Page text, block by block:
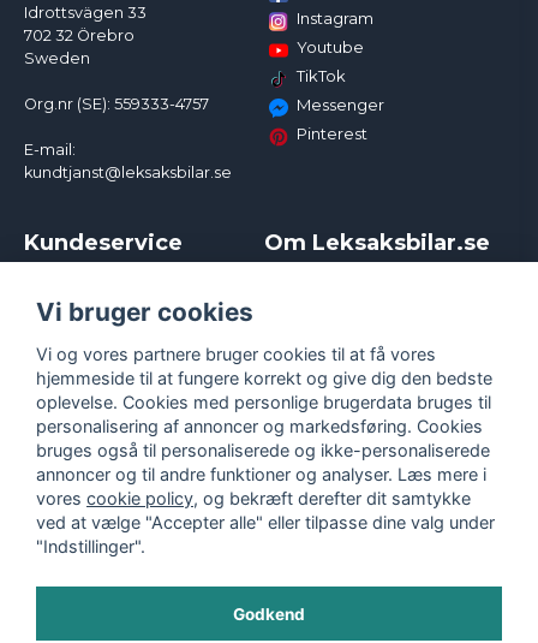
Idrottsvägen 33
702 32 Örebro
Sweden
Org.nr (SE): 559333-4757
E-mail:
kundtjanst@leksaksbilar.se
Instagram
Youtube
TikTok
Messenger
Pinterest
Kundeservice
Kampagner og rabatter
Reklamation
Policy chase cars
Returnera
Logga in
Om Leksaksbilar.se
Handelsbetingelser
Persondatapolitik
Cookies
Vi bruger cookies
Vi og vores partnere bruger cookies til at få vores
hjemmeside til at fungere korrekt og give dig den bedste
oplevelse. Cookies med personlige brugerdata bruges til
personalisering af annoncer og markedsføring. Cookies
bruges også til personaliserede og ikke-personaliserede
annoncer og til andre funktioner og analyser. Læs mere i
vores cookie policy, og bekræft derefter dit samtykke
ved at vælge "Accepter alle" eller tilpasse dine valg under
"Indstillinger".
Godkend